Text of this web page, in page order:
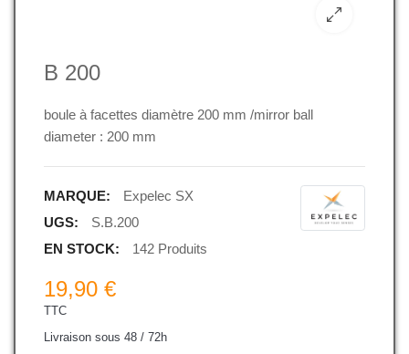
B 200
boule à facettes diamètre 200 mm /mirror ball
diameter : 200 mm
MARQUE:
Expelec SX
UGS:
S.B.200
EN STOCK:
142 Produits
19,90 €
TTC
Livraison sous 48 / 72h